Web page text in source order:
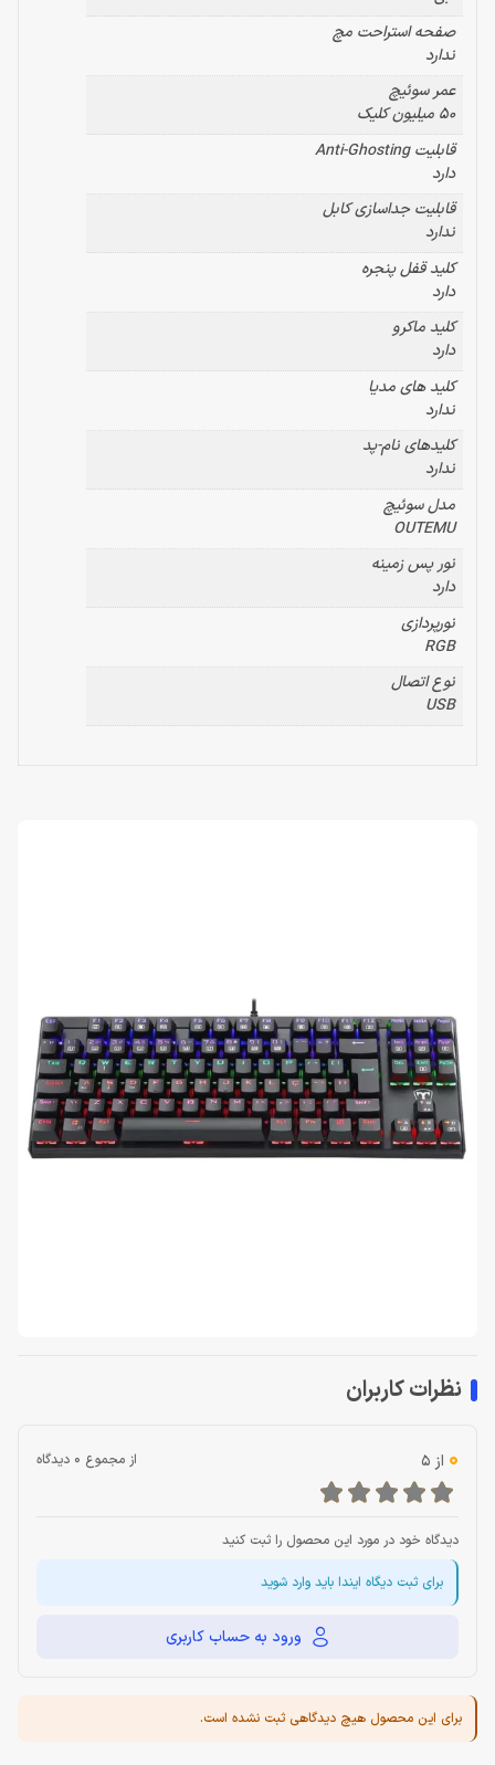
صفحه استراحت مچ
ندارد
عمر سوئیچ
50 میلیون کلیک
قابلیت Anti-Ghosting
دارد
قابلیت جداسازی کابل
ندارد
کلید قفل پنجره
دارد
کلید ماکرو
دارد
کلید های مدیا
ندارد
کلیدهای نام-پد
ندارد
مدل سوئیچ
OUTEMU
نور پس زمینه
دارد
نورپردازی
RGB
نوع اتصال
USB
نظرات کاربران
0 از 5 از مجموع 0 دیدگاه
دیدگاه خود در مورد این محصول را ثبت کنید
برای ثبت دیگاه ایندا باید وارد شوید
ورود به حساب کاربری
برای این محصول هیچ دیدگاهی ثبت نشده است.